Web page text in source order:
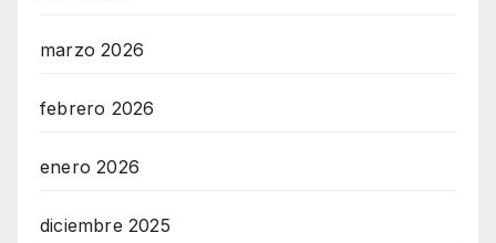
marzo 2026
febrero 2026
enero 2026
diciembre 2025